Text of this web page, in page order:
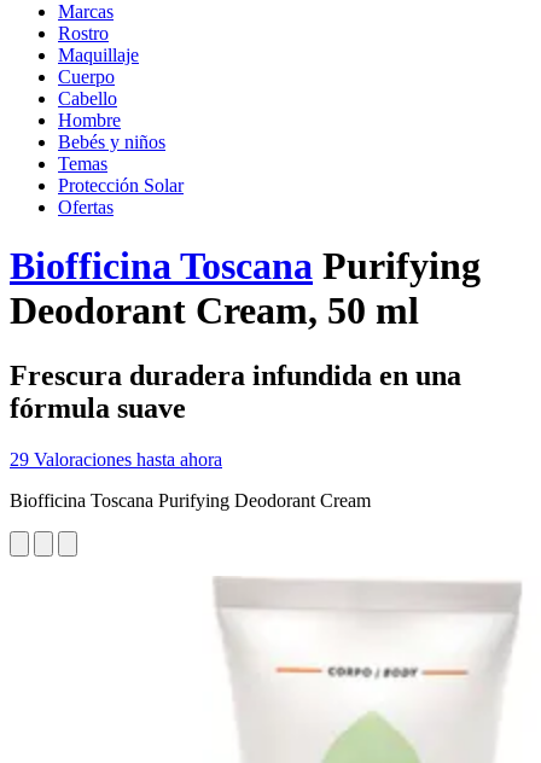
Marcas
Rostro
Maquillaje
Cuerpo
Cabello
Hombre
Bebés y niños
Temas
Protección Solar
Ofertas
Biofficina Toscana Purifying
Deodorant Cream, 50 ml
Frescura duradera infundida en una
fórmula suave
29 Valoraciones hasta ahora
Biofficina Toscana Purifying Deodorant Cream